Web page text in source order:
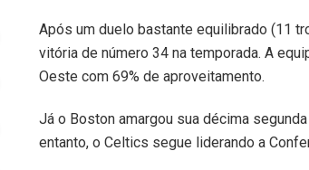
Após um duelo bastante equilibrado (11
vitória de número 34 na temporada. A
Oeste com 69% de aproveitamento.
Já o Boston amargou sua décima
entanto, o Celtics segue liderando a